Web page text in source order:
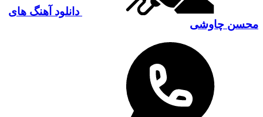
دانلود آهنگ های
محسن چاوشی